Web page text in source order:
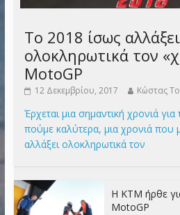
Το 2018 ίσως αλλάξει
ολοκληρωτικά τον
MotoGP
12 Δεκεμβρίου, 2017 Κώστας
Έρχεται μια σημαντική χρονιά
πούμε καλύτερα, μια χρονιά που
αλλάξει ολοκληρωτικά τον
Η KTM ήρθε
MotoGP